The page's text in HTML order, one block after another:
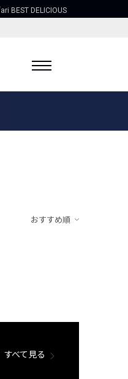
BEST DELICIOUS
ンド
おすすめ順
すべて見る